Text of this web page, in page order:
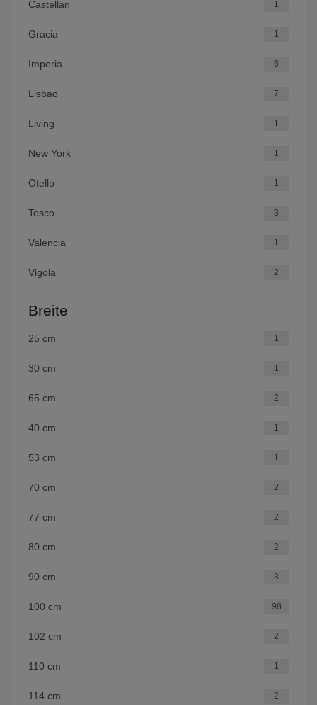
Castellan 1
Gracia 1
Imperia 6
Lisbao 7
Living 1
New York 1
Otello 1
Tosco 3
Valencia 1
Vigola 2
Breite
25 cm 1
30 cm 1
65 cm 2
40 cm 1
53 cm 1
70 cm 2
77 cm 2
80 cm 2
90 cm 3
100 cm 98
102 cm 2
110 cm 1
114 cm 2